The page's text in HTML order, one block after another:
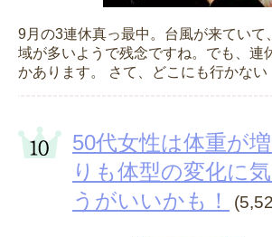
9月の3連休真っ最中。台風が来ていて
域が多いようで残念ですね。でも、連
かあります。 さて、どこにも行かない
50代女性は体重が
りも体型の変化に
うがいいかも！